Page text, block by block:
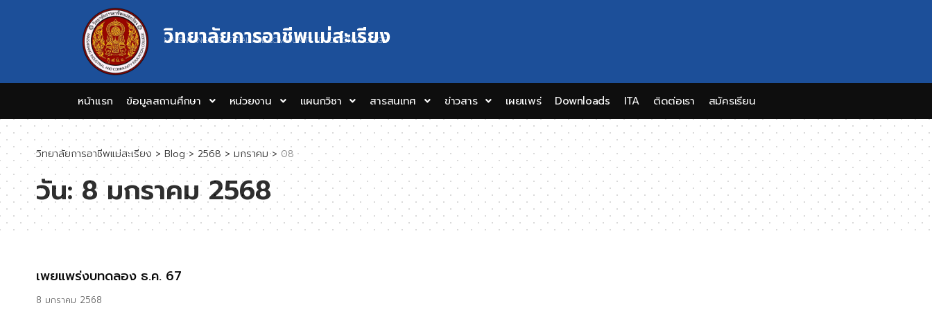
วิทยาลัยการอาชีพแม่สะเรียง
MAESARIANG INDUSTRIAL AND COMMUNITY EDUCATION COLLEGE
หน้าแรก ข้อมูลสถานศึกษา หน่วยงาน แผนกวิชา สารสนเทศ ข่าวสาร เผยแพร่ Downloads ITA ติดต่อเรา สมัครเรียน
วิทยาลัยการอาชีพแม่สะเรียง > Blog> 2568 > มกราคม> 08
วัน:8 มกราคม 2568
เพยแพร่งบทดลอง ธ.ค. 67
8 มกราคม 2568